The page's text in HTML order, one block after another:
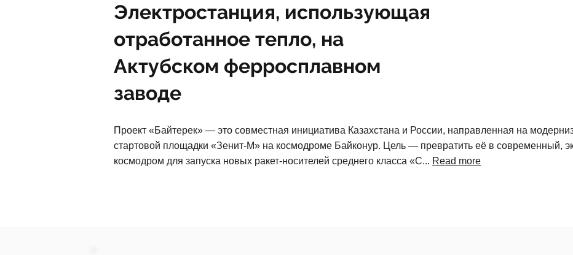
Электростанция, использующая
отработанное тепло, на
Актубском ферросплавном
заводе
Проект «Байтерек» — это совместная инициатива Казахстана и России, направленная на
стартовой площадки «Зенит-М» на космодроме Байконур. Цель — превратить её в современный,
космодром для запуска новых ракет-носителей среднего класса «С... Read more